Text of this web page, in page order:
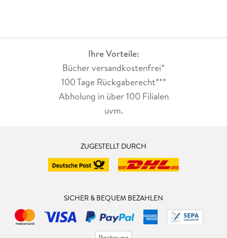
Ihre Vorteile:
Bücher versandkostenfrei*
100 Tage Rückgaberecht***
Abholung in über 100 Filialen
uvm.
ZUGESTELLT DURCH
SICHER & BEQUEM BEZAHLEN